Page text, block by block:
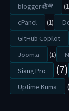
卻
被
高
昂
的
網
頁
設
blogger教學
cPanel
(1)
GitHub Copilot
Joomla
(1)
Siang.Pro
(7)
Uptime Kuma